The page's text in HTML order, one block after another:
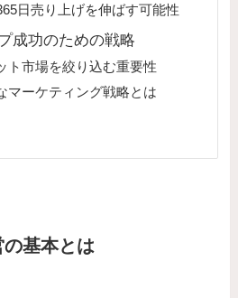
日売り上げを伸ばす可能性
成功のための戦略
ト市場を絞り込む重要性
マーケティング戦略とは
基本とは